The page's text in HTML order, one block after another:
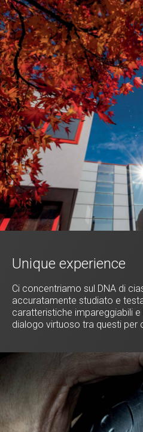
Unique experience
Ci concentriamo sul DNA di
accuratamente studiato e
caratteristiche impareggiabili
dialogo virtuoso tra questi per